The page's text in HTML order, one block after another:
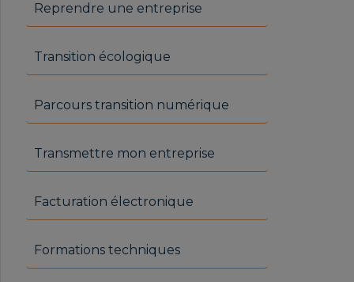
Reprendre une entreprise
Transition écologique
Parcours transition numérique
Transmettre mon entreprise
Facturation électronique
Formations techniques